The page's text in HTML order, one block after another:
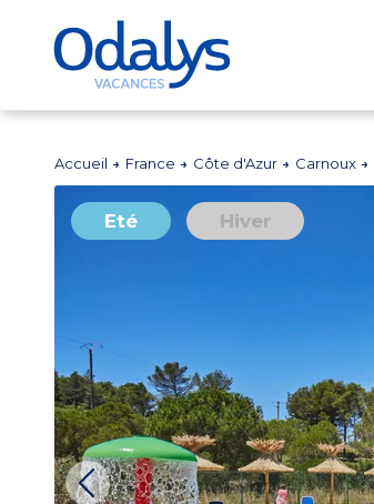
Accueil France Côte d'Azur Carnoux
Eté Hiver